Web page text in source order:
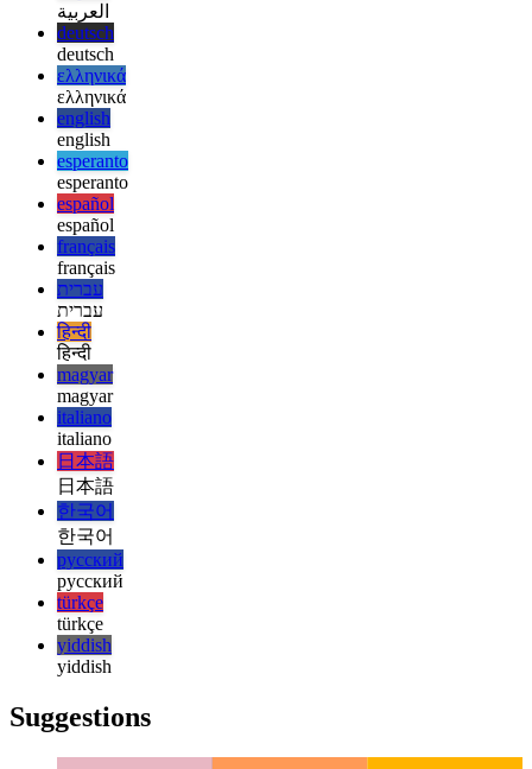
afrikaans
afrikaans
العربية
العربية
deutsch
deutsch
ελληνικά
ελληνικά
english
english
esperanto
esperanto
español
español
français
français
עברית
עברית
हिन्दी
हिन्दी
magyar
magyar
italiano
italiano
日本語
日本語
한국어
한국어
русский
русский
türkçe
yiddish
yiddish